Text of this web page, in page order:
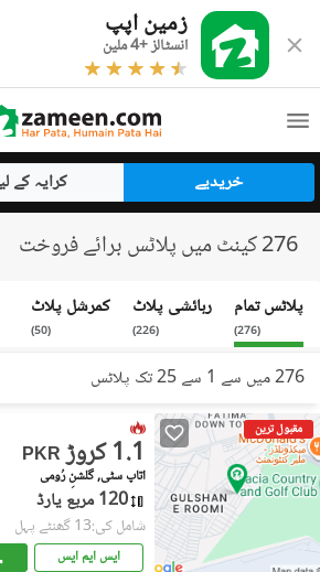
زمین اپپ
انسٹالز +4 ملین
خریدیے کرایہ کے
276 کینٹ میں پلاٹس برائے فروخت
پلاٹس تمام
(
276
)
رہائشی پلاٹ
(
226
)
کمرشل پلاٹ
(
50
)
276 میں سے 1 سے 25 تک پلاٹس
مقبول ترین
PKR 1.1 کروڑ
اتاپ سٹی, گلشنِ رُومی
120 مربع یارڈ
شامل کی:13 گھنٹے پہل
ایس ایم ایس